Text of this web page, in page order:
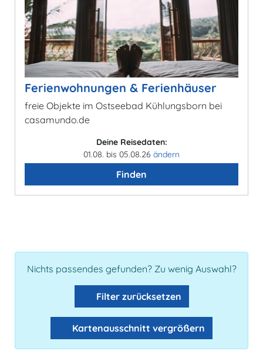
Ferienwohnungen & Ferienhäuser
freie Objekte im Ostseebad Kühlungsborn bei
casamundo.de
Deine Reisedaten:
01.08. bis 05.08.26 ändern
Finden
Nichts passendes gefunden? Zu wenig Auswahl?
Filter zurücksetzen
Kartenausschnitt vergrößern